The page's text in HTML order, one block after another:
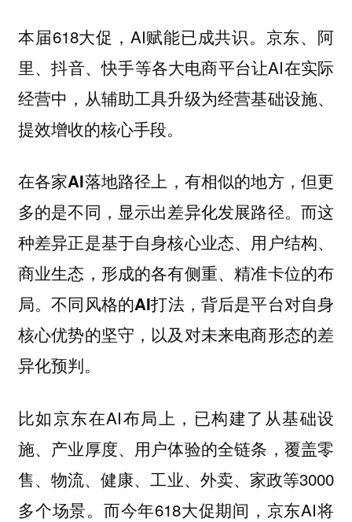
本届618大促，AI赋能已成共识。京东、阿
里、抖音、快手等各大电商平台让AI在实际
经营中，从辅助工具升级为经营基础设施、
提效增收的核心手段。
在各家AI落地路径上，有相似的地方，但更
多的是不同，显示出差异化发展路径。 而这
种差异正是基于自身核心业态、用户结构、
商业生态，形成的各有侧重、精准卡位的布
局。不同风格的AI打法，背后是平台对自身
核心优势的坚守，以及对未来电商形态的差
异化预判。
比如京东在AI布局上，已构建了从基础设
施、产业厚度、用户体验的全链条，覆盖零
售、物流、健康、工业、外卖、家政等3000
多个场景。而今年618大促期间，京东AI将